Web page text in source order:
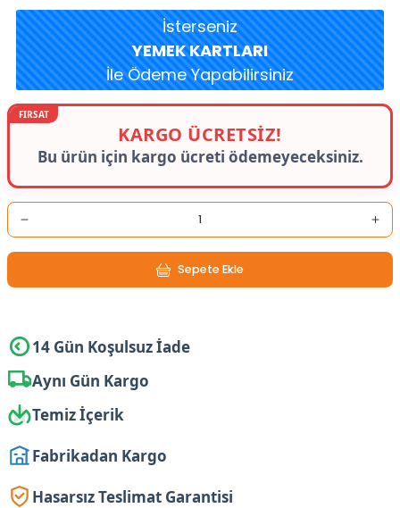
İsterseniz
YEMEK KARTLARI
İle Ödeme Yapabilirsiniz
KARGO ÜCRETSİZ!
Bu ürün için kargo ücreti ödemeyeceksiniz.
Sepete Ekle
14 Gün Koşulsuz İade
Aynı Gün Kargo
Temiz İçerik
Fabrikadan Kargo
Hasarsız Teslimat Garantisi